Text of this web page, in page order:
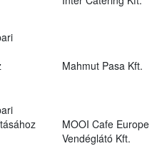
Mahmut Pasa Kft.
MOOI Cafe Europe
Vendéglátó Kft.